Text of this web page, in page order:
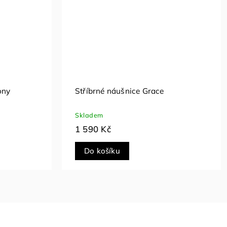
Stříbrné náušnice se smaragdem a
Skladem
1 790 Kč
Do košíku